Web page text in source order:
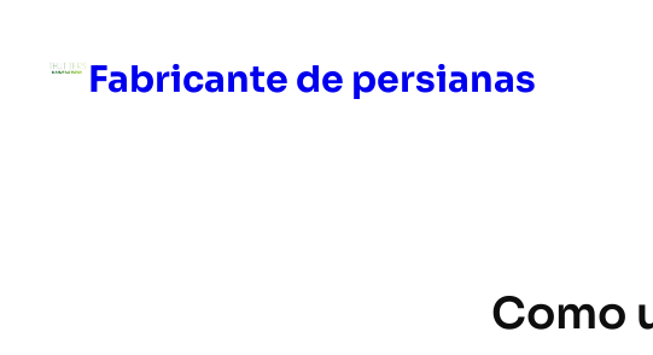
Fabricante de persianas
Como